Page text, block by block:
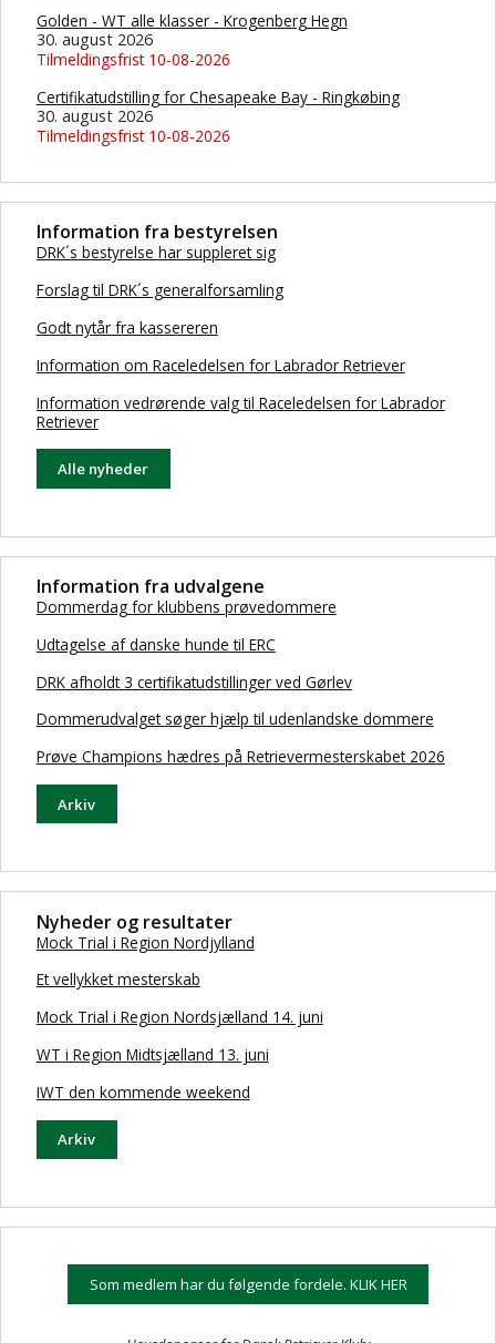
Golden - WT alle klasser - Krogenberg Hegn
30. august 2026
Tilmeldingsfrist 10-08-2026
Certifikatudstilling for Chesapeake Bay - Ringkøbing
30. august 2026
Tilmeldingsfrist 10-08-2026
Information fra bestyrelsen
DRK´s bestyrelse har suppleret sig
Forslag til DRK´s generalforsamling
Godt nytår fra kassereren
Information om Raceledelsen for Labrador Retriever
Information vedrørende valg til Raceledelsen for Labrador
Retriever
Alle nyheder
Information fra udvalgene
Dommerdag for klubbens prøvedommere
Udtagelse af danske hunde til ERC
DRK afholdt 3 certifikatudstillinger ved Gørlev
Dommerudvalget søger hjælp til udenlandske dommere
Prøve Champions hædres på Retrievermesterskabet 2026
Arkiv
Nyheder og resultater
Mock Trial i Region Nordjylland
Et vellykket mesterskab
Mock Trial i Region Nordsjælland 14. juni
WT i Region Midtsjælland 13. juni
IWT den kommende weekend
Arkiv
Som medlem har du følgende fordele. KLIK HER